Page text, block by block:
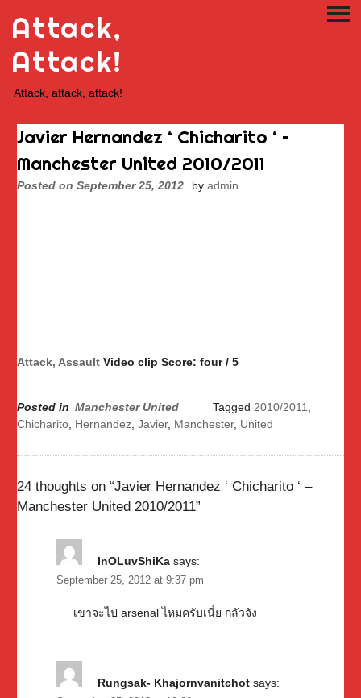
content
Attack,
Attack!
Attack, attack, attack!
Javier Hernandez ‘ Chicharito ‘ –
Manchester United 2010/2011
Posted on September 25, 2012 by admin
Attack, Assault Video clip Score: four / 5
Posted in Manchester United Tagged 2010/2011
Chicharito Hernandez Javier, Manchester, United
24 thoughts on “Javier Hernandez ‘ Chicharito ‘ –
Manchester United 2010/2011”
InOLuvShiKa says:
September 25, 2012 at 9:37 pm
เขาจะไป arsenal ไหมครับเนี่ย กลัวจัง
Rungsak- Khajornvanitchot says: